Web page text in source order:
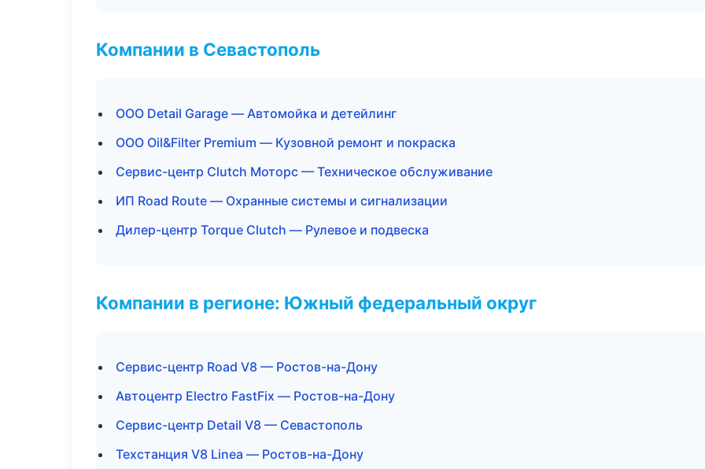
Компании в Севастополь
ООО Detail Garage — Автомойка и детейлинг
ООО Oil&Filter Premium — Кузовной ремонт и покраска
Сервис-центр Clutch Моторс — Техническое обслуживание
ИП Road Route — Охранные системы и сигнализации
Дилер-центр Torque Clutch — Рулевое и подвеска
Компании в регионе: Южный федеральный округ
Сервис-центр Road V8 — Ростов-на-Дону
Автоцентр Electro FastFix — Ростов-на-Дону
Сервис-центр Detail V8 — Севастополь
Техстанция V8 Linea — Ростов-на-Дону